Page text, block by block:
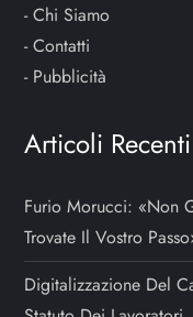
-Chi Siamo
-Contatti
- Pubblicità
Articoli Recenti
Furio Morucci: «Non
Trovate Il Vostro
Digitalizzazione Del